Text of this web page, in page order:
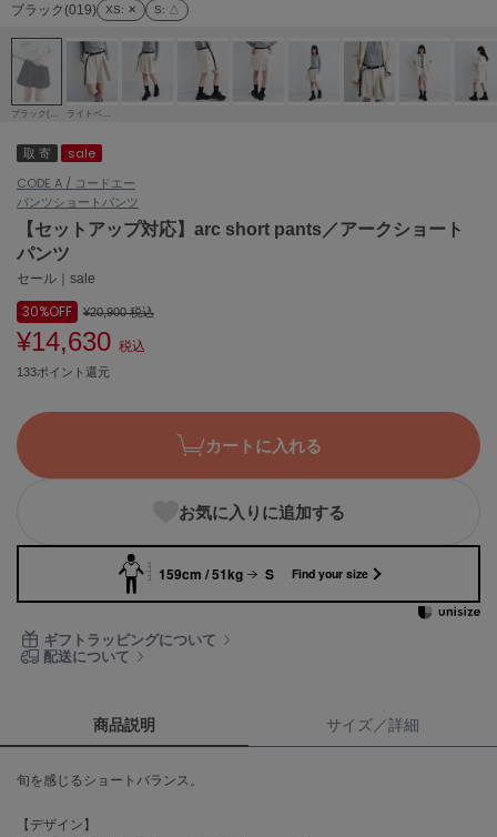
/ランジェリー (127)
ェア (119)
(124)
AMOMMA
アモマ
ánuans
アニュアンス
ànuke
アンヌーク
ASICS
アシックス
Ballelite
バレリット
BANDOLIER
Barbour
バブアー
Calvin Klein
CELFORD
セロン
ブラック(019) XS: ✕ S: △
ブラック(019) ライトベージュ(051)
取 寄
sale
CODE A / コードエー
パンツショートパンツ
【セットアップ対応】arc short pants／アークショート
パンツ
セール｜sale
30%OFF ¥20,900税込
¥14,630 税込
133ポイント還元
カートに入れる
お気に入りに追加する
159cm / 51kg S Find your size
ギフトラッピングについて
配送について
商品説明 サイズ／詳細
旬を感じるショートバランス。
【デザイン】